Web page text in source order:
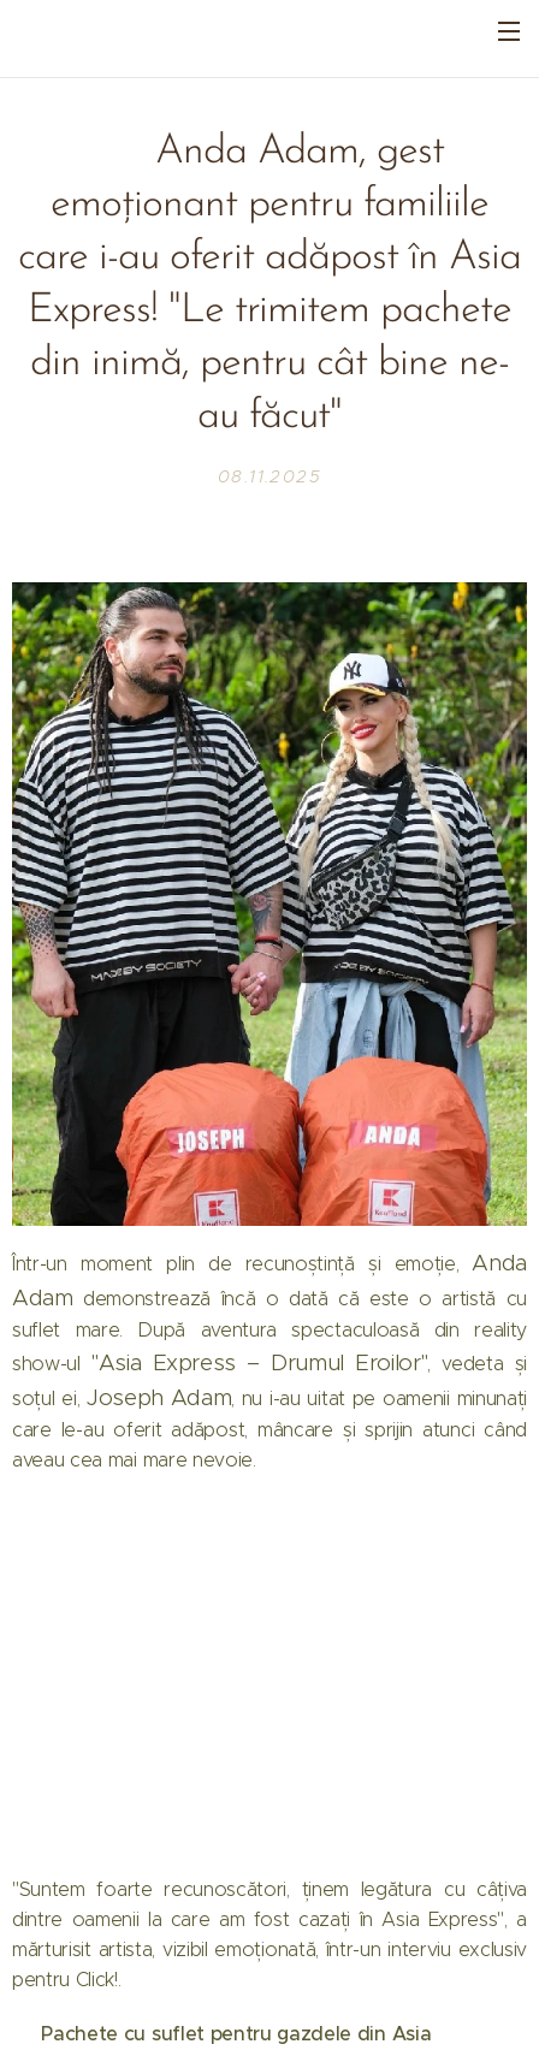
❤️ Anda Adam, gest
emoționant pentru familiile
care i-au oferit adăpost în Asia
Express! "Le trimitem pachete
din inimă, pentru cât bine ne-
au făcut"
08.11.2025
Într-un moment plin de recunoștință și emoție,Anda
Adam demonstrează încă o dată că este o artistă cu
suflet mare. După aventura spectaculoasă din reality
show-ul"Asia Express – Drumul Eroilor", vedeta și
soțul ei,Joseph Adam, nu i-au uitat pe oamenii minunați
care le-au oferit adăpost, mâncare și sprijin atunci când
aveau cea mai mare nevoie.
"Suntem foarte recunoscători, ținem legătura cu câțiva
dintre oamenii la care am fost cazați în Asia Express", a
mărturisit artista, vizibil emoționată, într-un interviu exclusiv
pentru Click!.
🎁 Pachete cu suflet pentru gazdele din Asia